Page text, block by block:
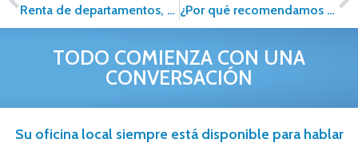
Renta de departamentos, conoce las tendencias para adecuar este espacio ¿Por qué recomendamos a todo agente inmobiliario el nuevo libro de Chris Voss?
TODO COMIENZA CON UNA
CONVERSACIÓN
Su oficina local siempre está disponible para hablar